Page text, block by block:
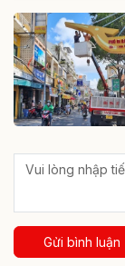
Gửi bình luận